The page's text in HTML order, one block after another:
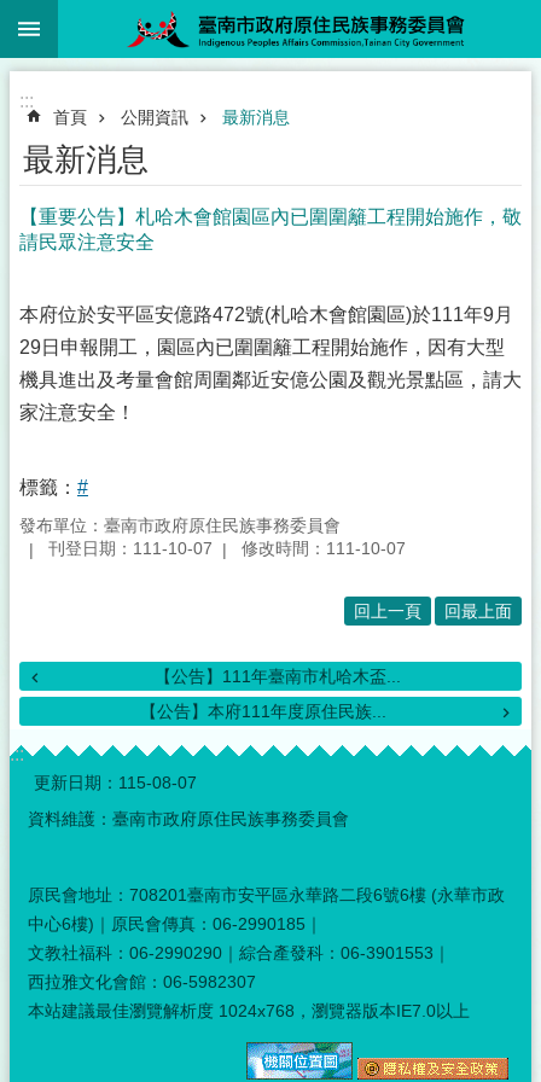
跳到主要內容區塊
:::
首頁 公開資訊 最新消息
最新消息
【重要公告】札哈木會館園區內已圍圍籬工程開始施作，敬
請民眾注意安全
本府位於安平區安億路472號(札哈木會館園區)於111年9月
29日申報開工，園區內已圍圍籬工程開始施作，因有大型
機具進出及考量會館周圍鄰近安億公園及觀光景點區，請大
家注意安全！
標籤： #
發布單位：臺南市政府原住民族事務委員會
刊登日期：111-10-07
修改時間：111-10-07
回上一頁 回最上面
【公告】111年臺南市札哈木盃...
【公告】本府111年度原住民族...
:::
更新日期： 115-08-07
資料維護：臺南市政府原住民族事務委員會
原民會地址：708201臺南市安平區永華路二段6號6樓 (永華市政
中心6樓)｜原民會傳真：06-2990185｜
文教社福科：06-2990290｜綜合產發科：06-3901553｜
西拉雅文化會館：06-5982307
本站建議最佳瀏覽解析度 1024x768，瀏覽器版本IE7.0以上